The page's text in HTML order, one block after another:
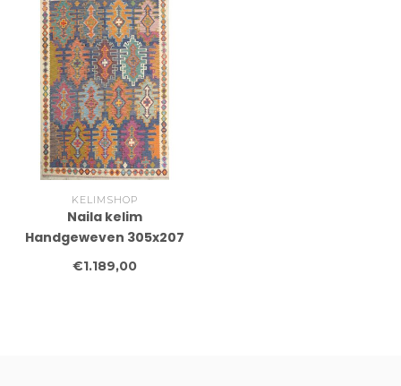
KELIMSHOP
Naila kelim
Handgeweven 305x207
cm Traditional Kelim
€1.189,00